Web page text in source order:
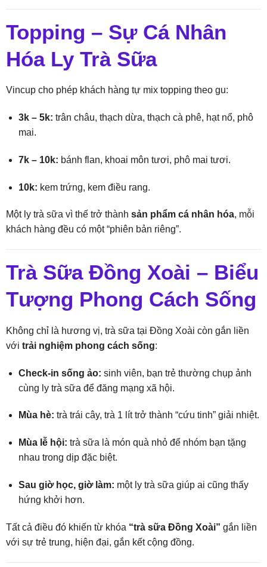
Topping – Sự Cá Nhân
Hóa Ly Trà Sữa
Vincup cho phép khách hàng tự mix topping theo gu:
3k – 5k: trân châu, thạch dừa, thạch cà phê, hạt nổ, phô
mai.
7k – 10k: bánh flan, khoai môn tươi, phô mai tươi.
10k: kem trứng, kem điều rang.
Một ly trà sữa vì thế trở thành sản phẩm cá nhân hóa, mỗi
khách hàng đều có một “phiên bản riêng”.
Trà Sữa Đồng Xoài – Biểu
Tượng Phong Cách Sống
Không chỉ là hương vị, trà sữa tại Đồng Xoài còn gắn liền
với trải nghiệm phong cách sống:
Check-in sống ảo: sinh viên, bạn trẻ thường chụp ảnh
cùng ly trà sữa để đăng mạng xã hội.
Mùa hè: trà trái cây, trà 1 lít trở thành “cứu tinh” giải nhiệt.
Mùa lễ hội: trà sữa là món quà nhỏ để nhóm bạn tặng
nhau trong dịp đặc biệt.
Sau giờ học, giờ làm: một ly trà sữa giúp ai cũng thấy
hứng khởi hơn.
Tất cả điều đó khiến từ khóa “trà sữa Đồng Xoài” gắn liền
với sự trẻ trung, hiện đại, gắn kết cộng đồng.